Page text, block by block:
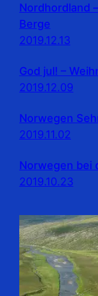
Nordhordland
Berge
2019.12.13
God jul! –
2019.12.09
Norwegen
2019.11.02
Norwegen bei
2019.10.23